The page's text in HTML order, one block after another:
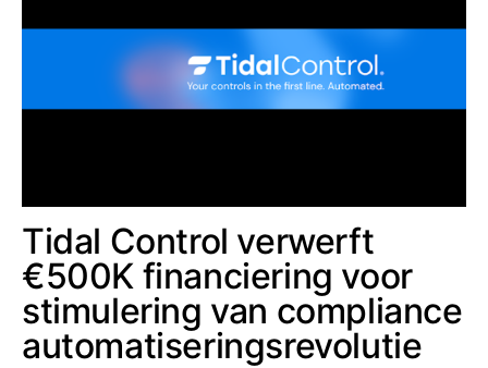
Tidal Control verwerft
€500K financiering voor
stimulering van compliance
automatiseringsrevolutie